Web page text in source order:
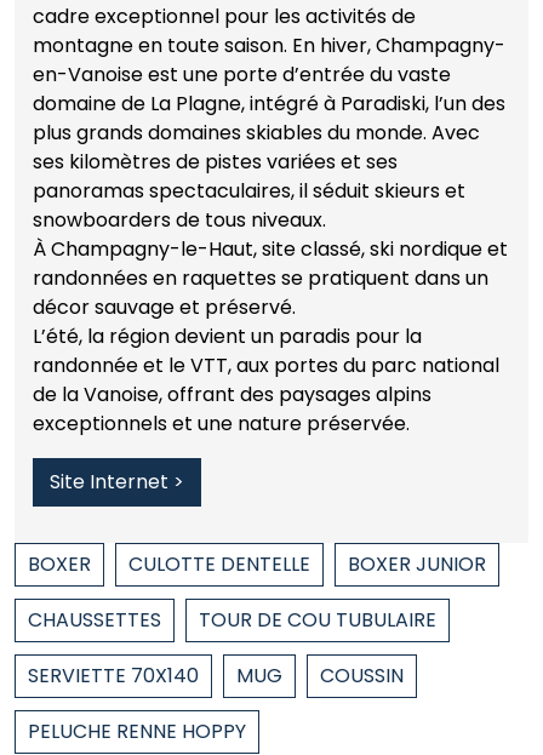
cadre exceptionnel pour les activités de
montagne en toute saison. En hiver, Champagny-
en-Vanoise est une porte d’entrée du vaste
domaine de La Plagne, intégré à Paradiski, l’un des
plus grands domaines skiables du monde. Avec
ses kilomètres de pistes variées et ses
panoramas spectaculaires, il séduit skieurs et
snowboarders de tous niveaux.
À Champagny-le-Haut, site classé, ski nordique et
randonnées en raquettes se pratiquent dans un
décor sauvage et préservé.
L’été, la région devient un paradis pour la
randonnée et le VTT, aux portes du parc national
de la Vanoise, offrant des paysages alpins
exceptionnels et une nature préservée.
Site Internet >
BOXER CULOTTE DENTELLE
BOXER JUNIOR
CHAUSSETTES
TOUR DE COU TUBULAIRE
SERVIETTE 70X140
MUG
COUSSIN
PELUCHE RENNE HOPPY